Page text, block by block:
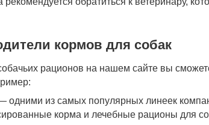
кормов для собак
рационов на нашем сайте вы
одними из самых популярных линеек
корма и лечебные рационы для